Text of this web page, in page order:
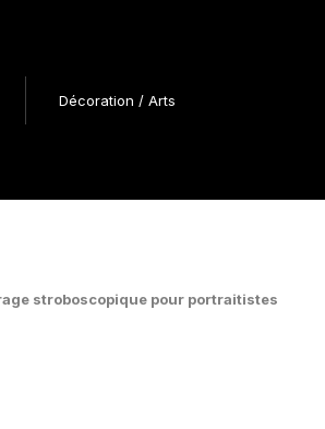
Décoration / Arts
stroboscopique pour portraitistes